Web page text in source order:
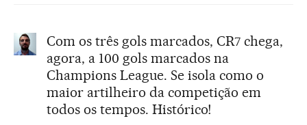
Com os três gols marcados, CR7 chega,
agora, a 100 gols marcados na
Champions League. Se isola como o
maior artilheiro da competição em
todos os tempos. Histórico!